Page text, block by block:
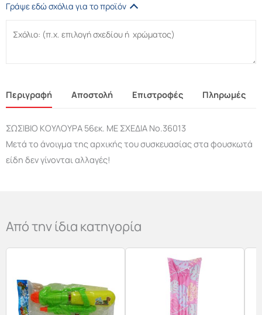
Γράψε εδώ σχόλια για το προϊόν
Περιγραφή Αποστολή Επιστροφές Πληρωμές
ΣΩΣΙΒΙΟ ΚΟΥΛΟΥΡΑ 56εκ. ΜΕ ΣΧΕΔΙΑ Νο.36013
Μετά το άνοιγμα της αρχικής του συσκευασίας στα φουσκωτά
είδη δεν γίνονται αλλαγές!
Από την ίδια κατηγορία